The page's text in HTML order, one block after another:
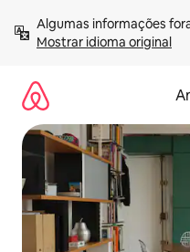
para
Mostrar idioma original